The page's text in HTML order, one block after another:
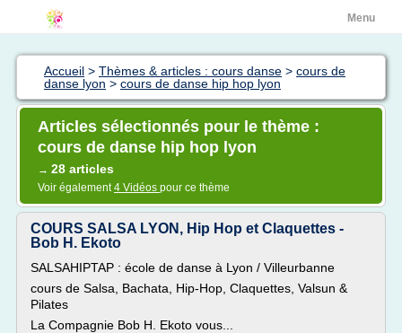
Menu
Accueil > Thèmes & articles : cours danse > cours de
danse lyon > cours de danse hip hop lyon
Articles sélectionnés pour le thème :
cours de danse hip hop lyon
→ 28 articles
Voir également4 Vidéos pour ce thème
COURS SALSA LYON, Hip Hop et Claquettes -
Bob H. Ekoto
SALSAHIPTAP : école de danse à Lyon / Villeurbanne
cours de Salsa, Bachata, Hip-Hop, Claquettes, Valsun &
Pilates
La Compagnie Bob H. Ekoto vous...